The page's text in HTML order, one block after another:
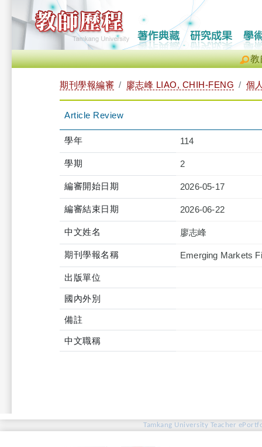
教
期刊學報編審 廖志峰 LIAO, CHIH-FENG 個
Article Review
學年 114
學期 2
編審開始日期 2026-05-17
編審結束日期 2026-06-22
中文姓名 廖志峰
期刊學報名稱 Emerging Markets
出版單位
國內外別
備註
中文職稱
Tamkang University Teacher